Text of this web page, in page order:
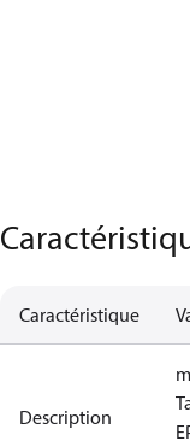
Caractéristique
Description